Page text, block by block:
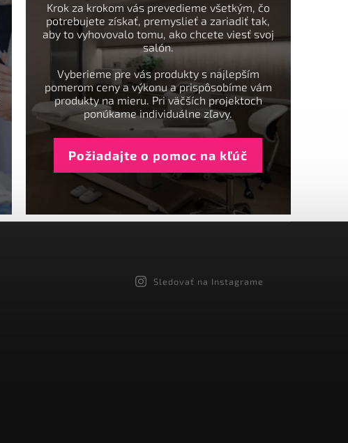
Krok za krokom vás prevedieme všetkým, čo
potrebujete získať, premyslieť a zariadiť tak,
aby to vyhovovalo tomu, ako chcete viesť svoj
salón.
Vyberieme pre vás produkty s najlepším
pomerom ceny a výkonu a prispôsobíme vám
produkty na mieru. Pri väčších projektoch
ponúkame individuálne zľavy.
Požiadajte o pomoc na kľúč
Sledovať na Instagrame